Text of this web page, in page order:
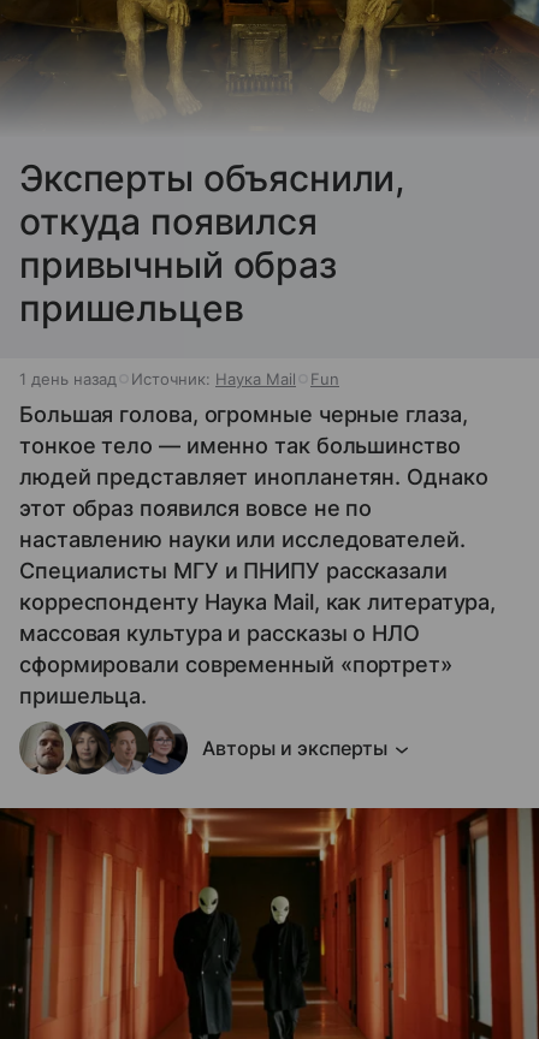
Эксперты объяснили,
откуда появился
привычный образ
пришельцев
1 день назад Источник: Наука Mail Fun
Большая голова, огромные черные глаза,
тонкое тело — именно так большинство
людей представляет инопланетян. Однако
этот образ появился вовсе не по
наставлению науки или исследователей.
Специалисты МГУ и ПНИПУ рассказали
корреспонденту Наука Mail, как литература,
массовая культура и рассказы о НЛО
сформировали современный «портрет»
пришельца.
Авторы и эксперты